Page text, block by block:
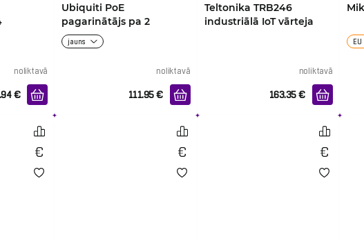
noliktavā
€
Ubiquiti PoE
pagarinātājs pa 2
vadiem
jauns
noliktavā
111.95 €
Teltonika TRB246
industriālā IoT vārteja
noliktavā
163.35 €
EU